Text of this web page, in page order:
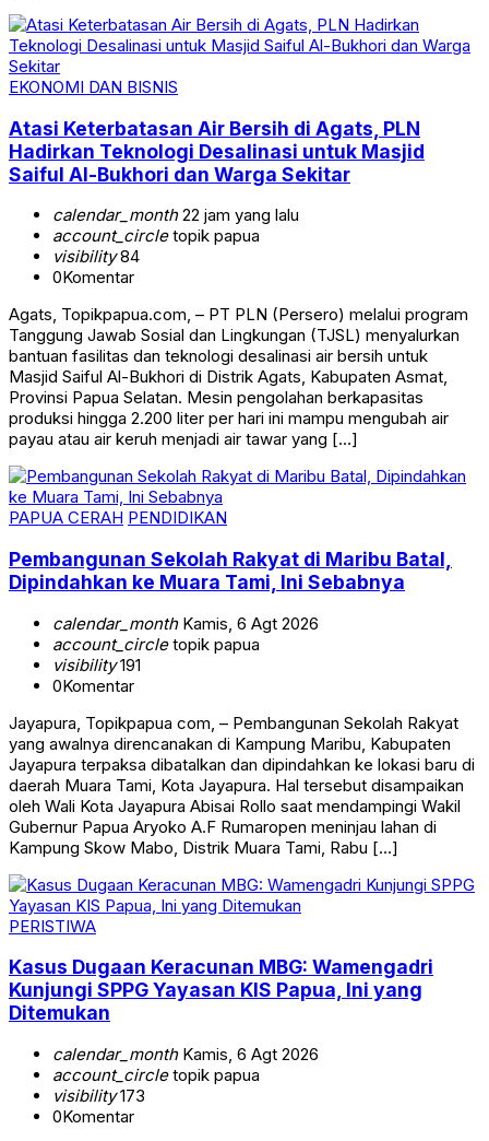
EKONOMI DAN BISNIS
Atasi Keterbatasan Air Bersih di Agats, PLN
Hadirkan Teknologi Desalinasi untuk Masjid
Saiful Al-Bukhori dan Warga Sekitar
calendar_month22 jam yang lalu
account_circletopik papua
visibility84
0Komentar
Agats, Topikpapua.com, – PT PLN (Persero) melalui program
Tanggung Jawab Sosial dan Lingkungan (TJSL) menyalurkan
bantuan fasilitas dan teknologi desalinasi air bersih untuk
Masjid Saiful Al-Bukhori di Distrik Agats, Kabupaten Asmat,
Provinsi Papua Selatan. Mesin pengolahan berkapasitas
produksi hingga 2.200 liter per hari ini mampu mengubah air
payau atau air keruh menjadi air tawar yang […]
PAPUA CERAH PENDIDIKAN
Pembangunan Sekolah Rakyat di Maribu Batal,
Dipindahkan ke Muara Tami, Ini Sebabnya
calendar_monthKamis, 6 Agt 2026
account_circletopik papua
visibility191
0Komentar
Jayapura, Topikpapua com, – Pembangunan Sekolah Rakyat
yang awalnya direncanakan di Kampung Maribu, Kabupaten
Jayapura terpaksa dibatalkan dan dipindahkan ke lokasi baru di
daerah Muara Tami, Kota Jayapura. Hal tersebut disampaikan
oleh Wali Kota Jayapura Abisai Rollo saat mendampingi Wakil
Gubernur Papua Aryoko A.F Rumaropen meninjau lahan di
Kampung Skow Mabo, Distrik Muara Tami, Rabu […]
PERISTIWA
Kasus Dugaan Keracunan MBG: Wamengadri
Kunjungi SPPG Yayasan KIS Papua, Ini yang
Ditemukan
calendar_monthKamis, 6 Agt 2026
account_circletopik papua
visibility173
0Komentar